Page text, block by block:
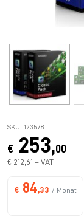
SKU: 123578
€ 253,00
€ 212,61 + VAT
€ 84 ,33 / Monat